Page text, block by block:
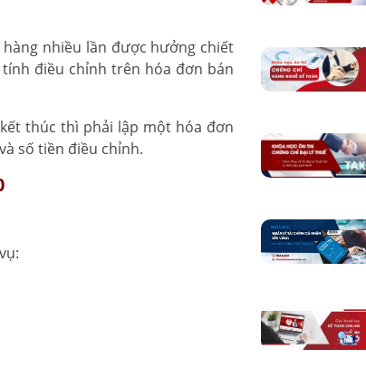
nhiều lần được hưởng chiết
điều chỉnh trên hóa đơn bán
thúc thì phải lập một hóa đơn
số tiền điều chỉnh.